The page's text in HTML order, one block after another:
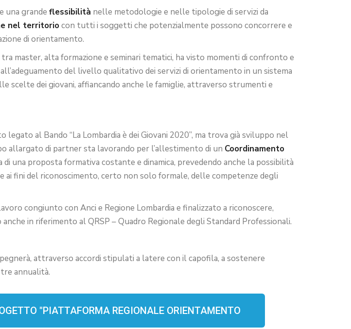
una grande flessibilità nelle metodologie e nelle tipologie di servizi da
nel territoriocon tutti i soggetti che potenzialmente possono concorrere e
di orientamento.
tra master, alta formazione e seminari tematici, ha visto momenti di confronto e
del livello qualitativo dei servizi di orientamento in un sistema
scelte dei giovani, affiancando anche le famiglie, attraverso strumenti e
al Bando “La Lombardia è dei Giovani 2020”, ma trova già sviluppo nel
allargato di partner sta lavorando per l’allestimento di un Coordinamento
di una proposta formativa costante e dinamica, prevedendo anche la possibilità
fini del riconoscimento, certo non solo formale, delle competenze degli
congiunto con Anci e Regione Lombardia e finalizzato a riconoscere,
in riferimento al QRSP – Quadro Regionale degli Standard Professionali.
attraverso accordi stipulati a latere con il capofila, a sostenere
annualità.
"PIATTAFORMA REGIONALE ORIENTAMENTO